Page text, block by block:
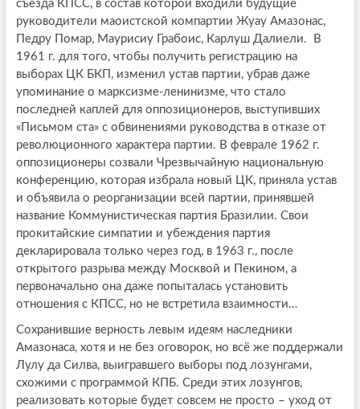
съезда КПСС, в состав которой входили будущие
руководители маоистской компартии Жуау Амазонас,
Педру Помар, Маурисиу Грабоис, Карлуш Далиели. В
1961 г. для того, чтобы получить регистрацию на
выборах ЦК БКП, изменил устав партии, убрав даже
упоминание о марксизме-ленинизме, что стало
последней каплей для оппозиционеров, выступивших
«Письмом ста» с обвинениями руководства в отказе от
революционного характера партии. В феврале 1962 г.
оппозиционеры созвали Чрезвычайную национальную
конференцию, которая избрала новый ЦК, приняла устав
и объявила о реорганизации всей партии, принявшей
название Коммунистическая партия Бразилии. Свои
прокитайские симпатии и убеждения партия
декларировала только через год, в 1963 г., после
открытого разрыва между Москвой и Пекином, а
первоначально она даже попыталась установить
отношения с КПСС, но не встретила взаимности…
Сохранившие верность левым идеям наследники
Амазонаса, хотя и не без оговорок, но всё же поддержали
Лулу да Силва, выигравшего выборы под лозунгами,
схожими с программой КПБ. Среди этих лозунгов,
реализовать которые будет совсем не просто – уход от